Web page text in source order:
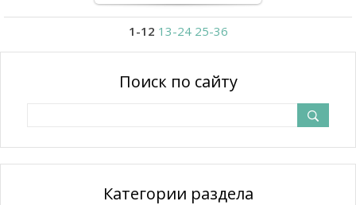
1-12 13-24 25-36
Поиск по сайту
Категории раздела